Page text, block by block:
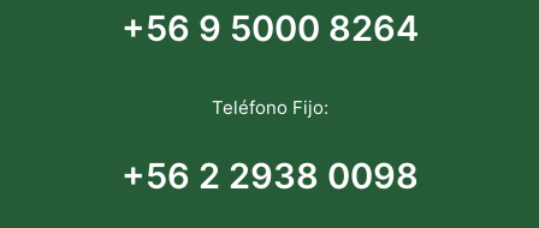
+56 9 5000 8264
Teléfono Fijo:
+56 2 2938 0098